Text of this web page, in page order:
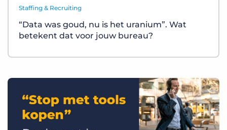
Staffing & Recruiting
“Data was goud, nu is het uranium”. Wat
betekent dat voor jouw bureau?